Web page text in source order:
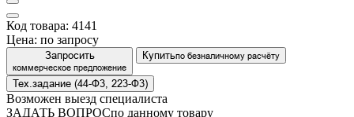
Код товара: 4141
Цена: по запросу
Запросить
коммерческое предложение
Купитьпо безналичному расчёту
Тех.задание (44-Ф3, 223-Ф3)
Возможен выезд специалиста
ЗАДАТЬ ВОПРОСпо данному товару